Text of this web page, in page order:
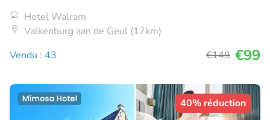
Hotel Walram
Valkenburg aan de Geul (17km)
Vendu : 43
€149 €99
40% réduction